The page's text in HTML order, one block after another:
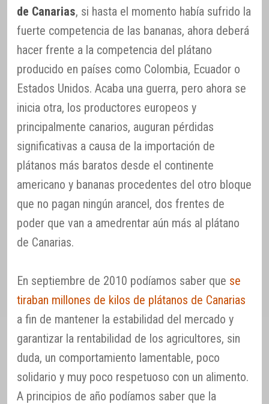
de Canarias, si hasta el momento había sufrido la
fuerte competencia de las bananas, ahora deberá
hacer frente a la competencia del plátano
producido en países como Colombia, Ecuador o
Estados Unidos. Acaba una guerra, pero ahora se
inicia otra, los productores europeos y
principalmente canarios, auguran pérdidas
significativas a causa de la importación de
plátanos más baratos desde el continente
americano y bananas procedentes del otro bloque
que no pagan ningún arancel, dos frentes de
poder que van a amedrentar aún más al plátano
de Canarias.
En septiembre de 2010 podíamos saber que se
tiraban millones de kilos de plátanos de Canarias
a fin de mantener la estabilidad del mercado y
garantizar la rentabilidad de los agricultores, sin
duda, un comportamiento lamentable, poco
solidario y muy poco respetuoso con un alimento.
A principios de año podíamos saber que la